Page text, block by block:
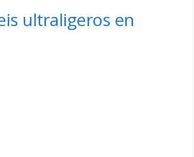
ultraligeros en